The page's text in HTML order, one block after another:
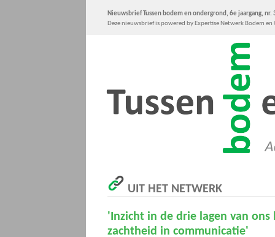
Nieuwsbrief Tussen bodem en ondergrond, 6e jaargang, nr.
Deze nieuwsbrief is powered by Expertise Netwerk Bodem
UIT HET NETWERK
'Inzicht in de drie lagen van ons
zachtheid in communicatie'